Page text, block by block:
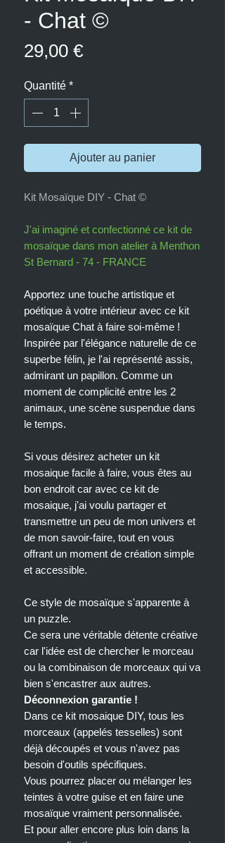
- Chat ©
29,00 €Prix
Quantité *
Ajouter au panier
Kit Mosaïque DIY - Chat ©
J'ai imaginé et confectionné ce kit de
mosaïque dans mon atelier à Menthon
St Bernard - 74 - FRANCE
Apportez une touche artistique et
poétique à votre intérieur avec ce kit
mosaïque Chat à faire soi-même !
Inspirée par l'élégance naturelle de ce
superbe félin, je l'ai représenté assis,
admirant un papillon. Comme un
moment de complicité entre les 2
animaux, une scène suspendue dans
le temps.
Si vous désirez acheter un kit
mosaique facile à faire, vous êtes au
bon endroit car avec ce kit de
mosaique, j'ai voulu partager et
transmettre un peu de mon univers et
de mon savoir-faire, tout en vous
offrant un moment de création simple
et accessible.
Ce style de mosaïque s'apparente à
un puzzle.
Ce sera une véritable détente créative
car l'idée est de chercher le morceau
ou la combinaison de morceaux qui va
bien s'encastrer aux autres.
Déconnexion garantie !
Dans ce kit mosaique DIY, tous les
morceaux (appelés tesselles) sont
déjà découpés et vous n'avez pas
besoin d'outils spécifiques.
Vous pourrez placer ou mélanger les
teintes à votre guise et en faire une
mosaïque vraiment personnalisée.
Et pour aller encore plus loin dans la